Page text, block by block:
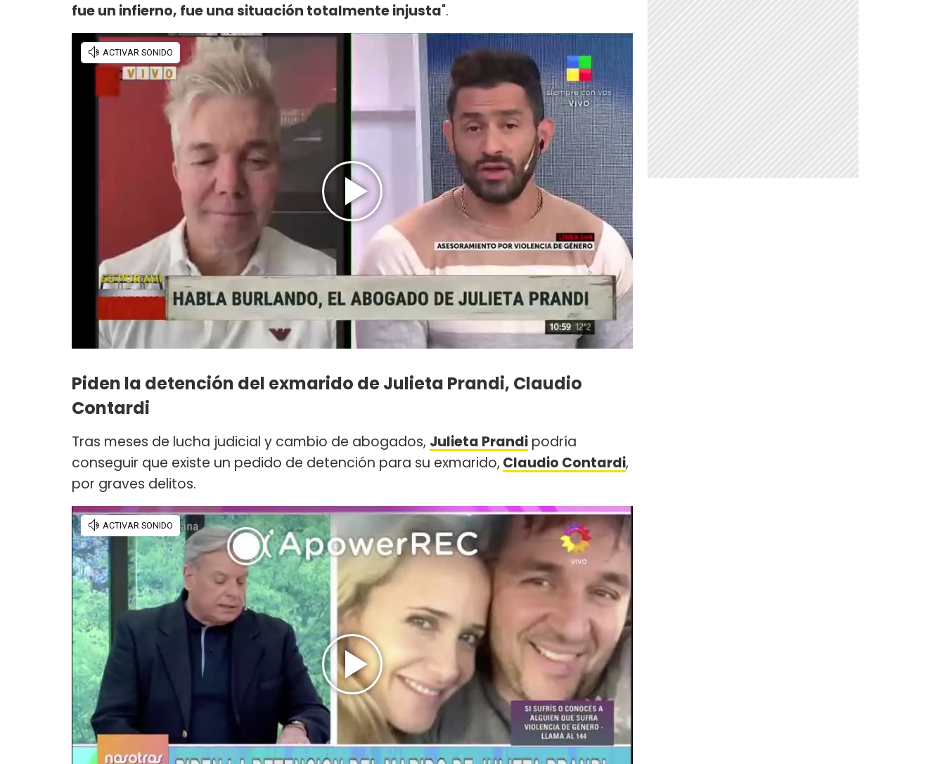
fue un infierno, fue una situación totalmente injusta".
Piden la detención del exmarido de Julieta Prandi, Claudio
Contardi
Tras meses de lucha judicial y cambio de abogados, Julieta Prandi podría
conseguir que existe un pedido de detención para su exmarido, Claudio Contardi,
por graves delitos.